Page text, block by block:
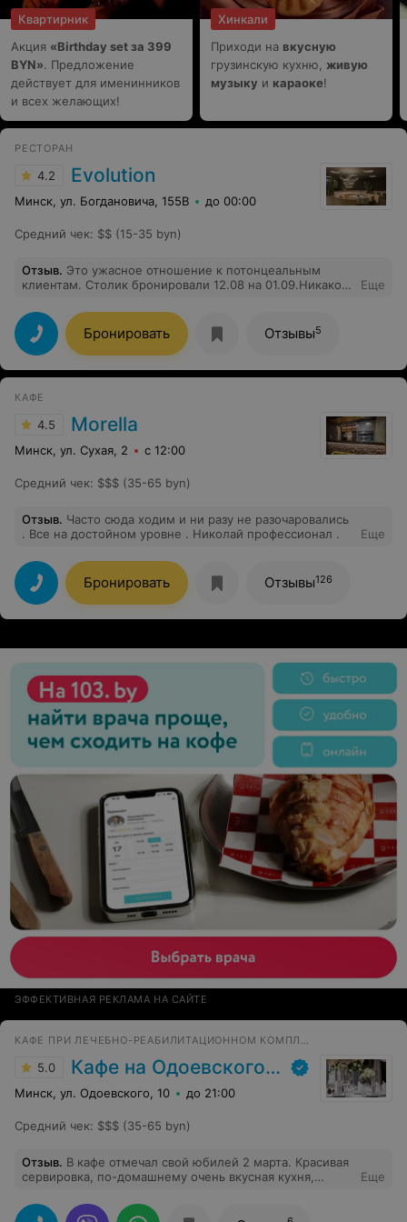
что было отменено три порции. а их все равно
принесли, так его и не возможно было прожевать.
тесто). Да, я звонила потом администратору и она мне
обещала разобраться, но как говориться воз и ныне
там.
Квартирник
Акция «Birthday set за 399
BYN». Предложение
действует для именинников
и всех желающих!
Хинкали
Приходи на вкусную
грузинскую кухню, живую
музыку и караоке!
РЕСТОРАН
4.2 Evolution
Минск, ул. Богдановича, 155В до 00:00
Средний чек: $$ (15-35 byn)
Отзыв. Это ужасное отношение к потонцеальным
клиентам. Столик бронировали 12.08 на 01.09.Никакой
дозвониться и уточнить про бронь, по номеру
телефона администратора ответа не было. И только
утром 01.09 в инсте на странице ресторана появилось
объявление, что ресторан закрыт на
спецобслуживание. Вот с таким желанием ресторан
Еще
Бронировать Отзывы5
КАФЕ
4.5 Morella
Минск, ул. Сухая, 2 с 12:00
Средний чек: $$$ (35-65 byn)
Отзыв. Часто сюда ходим и ни разу не разочаровались
. Все на достойном уровне . Николай профессионал .
Еще
Бронировать Отзывы126
ЭФФЕКТИВНАЯ РЕКЛАМА НА САЙТЕ
5.0 Кафе на Одоевского, 10
Минск, ул. Одоевского, 10 до 21:00
Средний чек: $$$ (35-65 byn)
Отзыв. В кафе отмечал свой юбилей 2 марта. Красивая
сервировка, по-домашнему очень вкусная кухня,
Весьма демократичные цены. Отдельная
Еще